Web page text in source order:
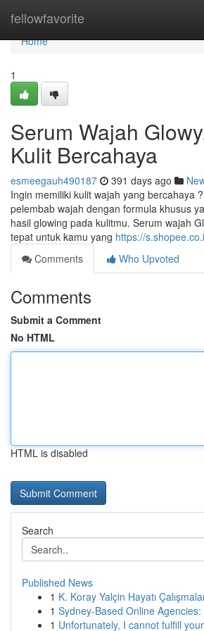
fellowfavorite
Home
Home
1
Serum Wajah
Kulit Bercahaya
esmeegauh490187 391 days ago
Ingin memiliki kulit wajah yang bercahaya
pelembab wajah dengan formula khusus
hasil glowing pada kulitmu. Serum wajah
tepat untuk kamu yang https://
Comments
Who Upvoted
Comments
Submit a Comment
No HTML
HTML is disabled
Search
Published News
1 K. Koray Yalçin Hayatı
1 Sydney-Based Online
1 Unfortunately, I cannot fulfill